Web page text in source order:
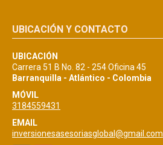
UBICACIÓN Y CONTACTO
UBICACIÓN
Carrera 51 B No. 82 - 254 Oficina 45
Barranquilla - Atlántico - Colombia
MÓVIL
3184559431
EMAIL
inversionesasesoriasglobal@gmail.com